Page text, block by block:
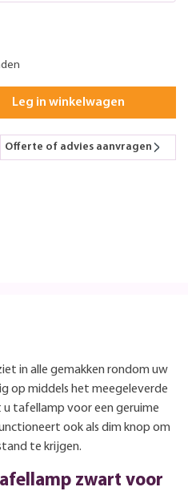
Leg in winkelwagen
Offerte of advies aanvragen
in alle gemakken rondom uw
op middels het meegeleverde
u tafellamp voor een geruime
ook als dim knop om
te krijgen.
zwart voor